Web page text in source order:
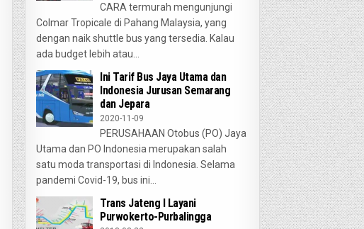
CARA termurah mengunjungi
Colmar Tropicale di Pahang Malaysia, yang
dengan naik shuttle bus yang tersedia. Kalau
ada budget lebih atau...
Ini Tarif Bus Jaya Utama dan
Indonesia Jurusan Semarang
dan Jepara
2020-11-09
PERUSAHAAN Otobus (PO) Jaya
Utama dan PO Indonesia merupakan salah
satu moda transportasi di Indonesia. Selama
pandemi Covid-19, bus ini...
Trans Jateng I Layani
Purwokerto-Purbalingga